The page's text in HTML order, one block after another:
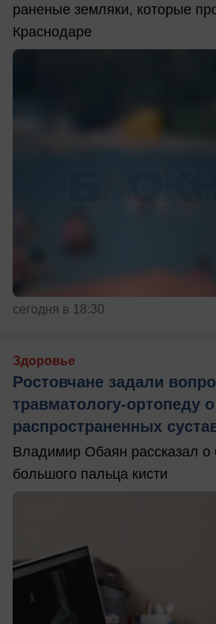
раненые земляки, которые
Краснодаре
сегодня в 18:30
Здоровье
Ростовчане задали
травматологу-ортопеду о
распространенных
Владимир Обаян рассказал о
большого пальца кисти